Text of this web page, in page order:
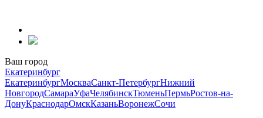
содержанию
Ваш город
Екатеринбург
ЕкатеринбургМоскваСанкт-ПетербургНижний
НовгородСамараУфаЧелябинскТюменьПермьРостов-на-
ДонуКраснодарОмскКазаньВоронежСочи